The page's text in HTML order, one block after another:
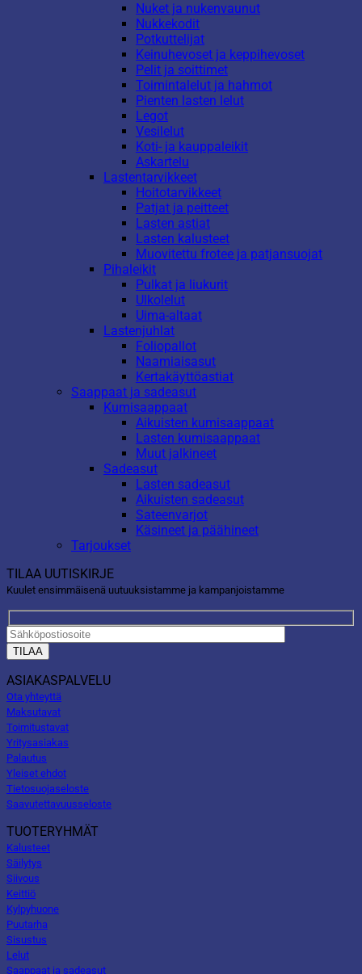
Nuket ja nukenvaunut
Nukkekodit
Potkuttelijat
Keinuhevoset ja keppihevoset
Pelit ja soittimet
Toimintalelut ja hahmot
Pienten lasten lelut
Legot
Vesilelut
Koti- ja kauppaleikit
Askartelu
Lastentarvikkeet
Hoitotarvikkeet
Patjat ja peitteet
Lasten astiat
Lasten kalusteet
Muovitettu frotee ja patjansuojat
Pihaleikit
Pulkat ja liukurit
Ulkolelut
Uima-altaat
Lastenjuhlat
Foliopallot
Naamiaisasut
Kertakäyttöastiat
Saappaat ja sadeasut
Kumisaappaat
Aikuisten kumisaappaat
Lasten kumisaappaat
Muut jalkineet
Sadeasut
Lasten sadeasut
Aikuisten sadeasut
Sateenvarjot
Käsineet ja päähineet
Tarjoukset
TILAA UUTISKIRJE
Kuulet ensimmäisenä uutuuksistamme ja kampanjoistamme
ASIAKASPALVELU
Ota yhteyttä
Maksutavat
Toimitustavat
Yritysasiakas
Palautus
Yleiset ehdot
Tietosuojaseloste
Saavutettavuusseloste
TUOTERYHMÄT
Kalusteet
Säilytys
Siivous
Keittiö
Kylpyhuone
Puutarha
Sisustus
Lelut
Saappaat ja sadeasut